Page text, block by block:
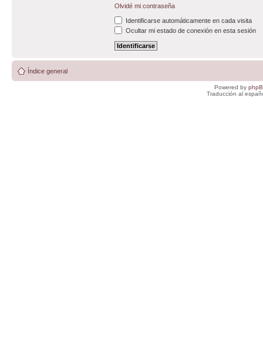
Olvidé mi contraseña
Identificarse automáticamente en cada visita
Ocultar mi estado de conexión en esta sesión
Índice general
Powered by
Traducción al